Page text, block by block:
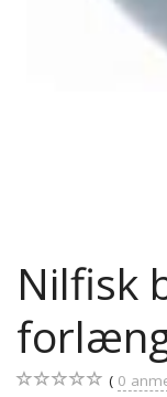
Nilfisk
0